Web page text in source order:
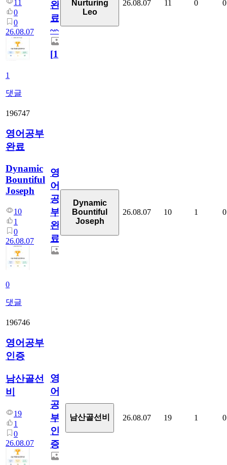
11
0
0
26.08.07
1
댓글
완
료
~~
[1]
Nurturing
Leo
26.08.07 11 0 0
196747
영어공부
완료
Dynamic
Bountiful
Joseph
10
1
0
26.08.07
0
댓글
영
어
공
부
완
료
Dynamic
Bountiful
Joseph
26.08.07 10 1 0
196746
영어공부
인증
남산골선
비
19
1
0
26.08.07
영
어
공
부
인
증
남산골선비 26.08.07 19 1 0